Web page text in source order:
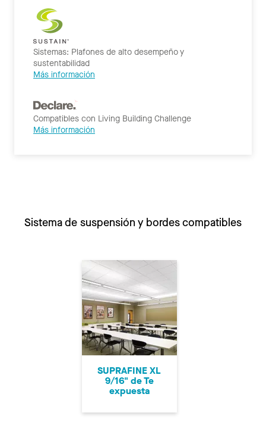
Sistemas: Plafones de alto desempeño y
sustentabilidad
Más información
Compatibles con Living Building Challenge
Más información
Sistema de suspensión y bordes compatibles
SUPRAFINE XL
9/16" de Te
expuesta